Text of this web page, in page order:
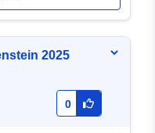
2025
0